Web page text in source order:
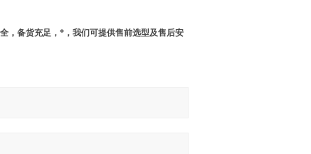
，备货充足，*，我们可提供售前选型及售后安